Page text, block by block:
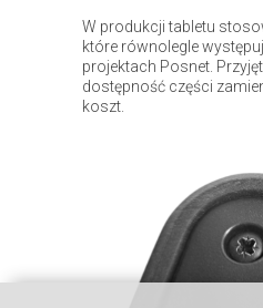
W produkcji tabletu
które równolegle
projektach Posnet.
dostępność części
koszt.